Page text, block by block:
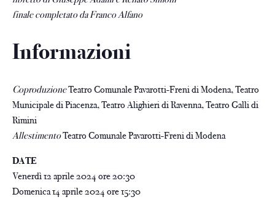
finale completato da Franco Alfano
Informazioni
CoproduzioneTeatro Comunale Pavarotti-Freni di Modena, Teatro
Municipale di Piacenza, Teatro Alighieri di Ravenna, Teatro Galli di
Rimini
AllestimentoTeatro Comunale Pavarotti-Freni di Modena
DATE
Venerdì 12 aprile 2024 ore 20:30
Domenica 14 aprile 2024 ore 15:30